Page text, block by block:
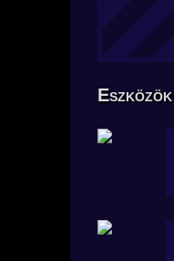
Eszközök